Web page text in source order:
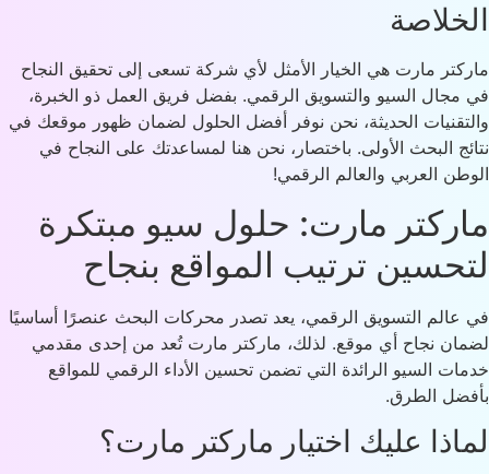
مارت هي الخيار الأمثل لأي شركة تسعى إلى تحقيق النجاح
السيو والتسويق الرقمي. بفضل فريق العمل ذو الخبرة،
الحديثة، نحن نوفر أفضل الحلول لضمان ظهور موقعك في
البحث الأولى. باختصار، نحن هنا لمساعدتك على النجاح في
العربي والعالم الرقمي!
مارت: حلول سيو مبتكرة
ترتيب المواقع بنجاح
التسويق الرقمي، يعد تصدر محركات البحث عنصرًا أساسيًا
نجاح أي موقع. لذلك، ماركتر مارت تُعد من إحدى مقدمي
السيو الرائدة التي تضمن تحسين الأداء الرقمي للمواقع
الطرق.
عليك اختيار ماركتر مارت؟